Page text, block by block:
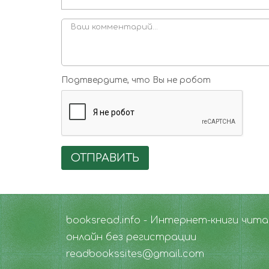
Подтвердите, что Вы не робот
ОТПРАВИТЬ
booksread.info - Интернет-книги
онлайн без регистрации
readbookssites@gmail.com